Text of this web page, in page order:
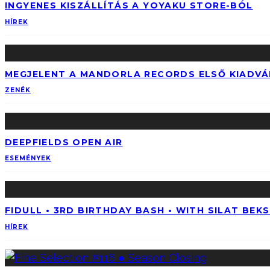
INGYENES KISZÁLLÍTÁS A YOYAKU STORE-BÓL
HÍREK
MEGJELENT A MANDORLA RECORDS ELSŐ
ZENÉK
DEEPFIELDS OPEN AIR
ESEMÉNYEK
FIDULL • 3RD BIRTHDAY BASH • WITH SILAT
HÍREK